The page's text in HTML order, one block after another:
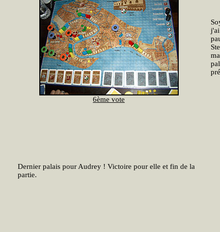
6ème vote
Dernier palais pour Audrey ! Victoire pour elle et fin de la
partie.